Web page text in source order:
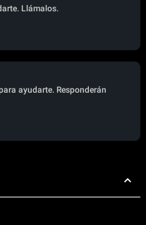
Llámalos.
ayudarte. Responderán